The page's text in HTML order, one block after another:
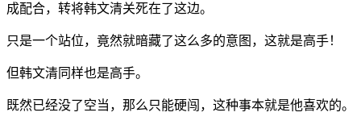
成配合，转将韩文清关死在了这边。
只是一个站位，竟然就暗藏了这么多的意图，这就是高手！
但韩文清同样也是高手。
既然已经没了空当，那么只能硬闯，这种事本就是他喜欢的。